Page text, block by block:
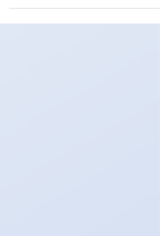
jornada de compra...